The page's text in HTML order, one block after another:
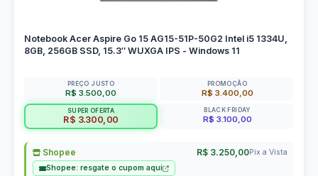
Notebook Acer Aspire Go 15 AG15-51P-50G2 Intel i5 1334U,
8GB, 256GB SSD, 15.3″ WUXGA IPS - Windows 11
PREÇO JUSTO
R$ 3.500,00
PROMOÇÃO
R$ 3.400,00
SUPER OFERTA
R$ 3.300,00
BLACK FRIDAY
R$ 3.100,00
Shopee R$ 3.250,00Pix a Vista
Shopee: resgate o cupom aqui